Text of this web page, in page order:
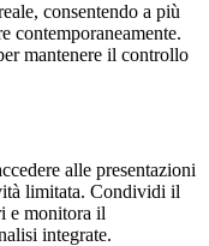
consentendo a più
contemporaneamente.
mantenere il controllo
alle presentazioni
limitata. Condividi il
e monitora il
integrate.